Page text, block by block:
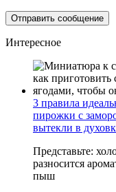
Интересное
3 правила
пирожки с
вытекли в
Представьте:
разносится
пыш